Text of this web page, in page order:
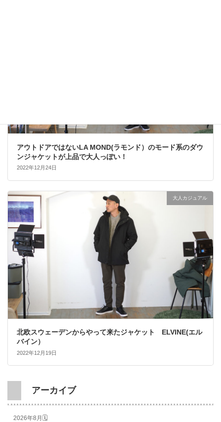
アウトドアではないLA MOND(ラモンド）のモード系のダウ
ンジャケットが上品で大人っぽい！
2022年12月24日
大人カジュアル
北欧スウェーデンからやって来たジャケット ELVINE(エル
バイン）
2022年12月19日
アーカイブ
2026年8月🗓